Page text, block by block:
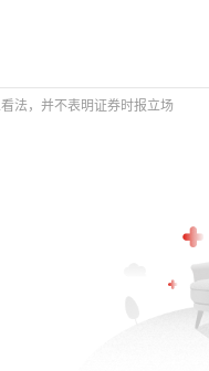
法，并不表明证券时报立场